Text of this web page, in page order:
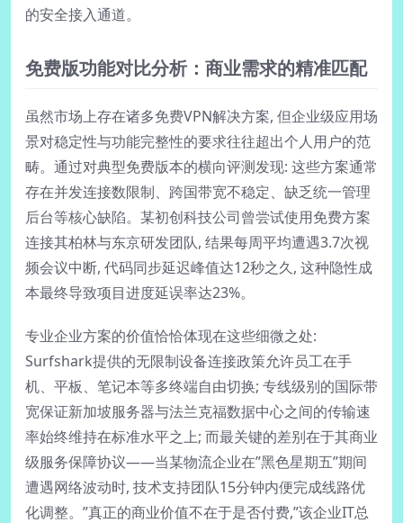
的安全接入通道。
免费版功能对比分析：商业需求的精准匹配
虽然市场上存在诸多免费VPN解决方案, 但企业级应用场
景对稳定性与功能完整性的要求往往超出个人用户的范
畴。通过对典型免费版本的横向评测发现: 这些方案通常
存在并发连接数限制、跨国带宽不稳定、缺乏统一管理
后台等核心缺陷。某初创科技公司曾尝试使用免费方案
连接其柏林与东京研发团队, 结果每周平均遭遇3.7次视
频会议中断, 代码同步延迟峰值达12秒之久, 这种隐性成
本最终导致项目进度延误率达23%。
专业企业方案的价值恰恰体现在这些细微之处:
Surfshark提供的无限制设备连接政策允许员工在手
机、平板、笔记本等多终端自由切换; 专线级别的国际带
宽保证新加坡服务器与法兰克福数据中心之间的传输速
率始终维持在标准水平之上; 而最关键的差别在于其商业
级服务保障协议——当某物流企业在”黑色星期五”期间
遭遇网络波动时, 技术支持团队15分钟内便完成线路优
化调整。”真正的商业价值不在于是否付费,”该企业IT总